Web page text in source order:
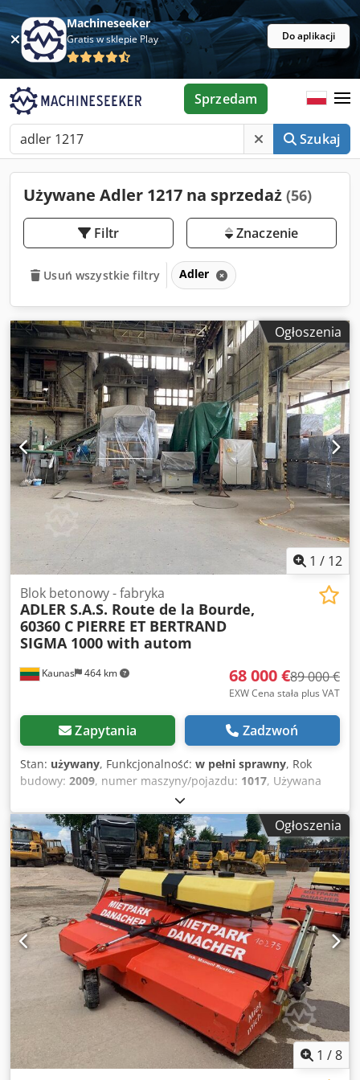
Machineseeker
Gratis w sklepie Play Do aplikacji
Szukaj
Sprzedam
Używane Adler 1217 na sprzedaż (56)
Filtr Znaczenie
Usuń wszystkie filtry Adler
Ogłoszenia
1 / 12
Kaunas 464 km
Blok betonowy - fabryka
ADLER S.A.S. Route de la Bourde,
60360 C PIERRE ET BERTRAND
SIGMA 1000 with autom
68 000 €89 000 €
EXW Cena stała plus VAT
Zapytania Zadzwoń
Stan: używany, Funkcjonalność: w pełni sprawny, Rok
budowy: 2009, numer maszyny/pojazdu: 1017, Używana
linia do produkcji bloczków betonowych (i keramzytowych).
Linia była używana do produkcji bloczków betonowych przy
użyciu keramzytu. Od 2023-08 linia nie jest już używana,
została zakonserwowana. Linia bloków w porządku: - 2 szt.
małych silosów (z wibro, z klapami pneumatycznymi). -
Przenośnik dostarczający surowiec do leja ważącego. - Lej
wagowy. - Przenośnik doprowadzający surowiec z leja
ważącego do mieszalnika. - Mieszalnik FK Machinery
(Polska, 2022, pojemność łyżki 1200 l, moc silnika 18,5 kW).
- Przenośnik podający mieszankę z mieszalnika do
wibroprasy SIGMA 1000. - Prasa wibracyjna SIGMA 1000:
Oznaczenie typu: PIERRE ET BERTRAND SIGMA 1000 z
automatycznym sterowaniem TELEMECANIQUE Producent:
ADLER S.A.S. Route de la Bourde, 60360 CREVECOEUR LE
GRAND, Francja Numer seryjny/rok produkcji/rok renowacji
- 1017/1989/2009 Powierzchnia na płycie (palecie): 1130
mm x 550 mm (długość x szerokość) Wysokość produktów -
Ogłoszenia
1 /8